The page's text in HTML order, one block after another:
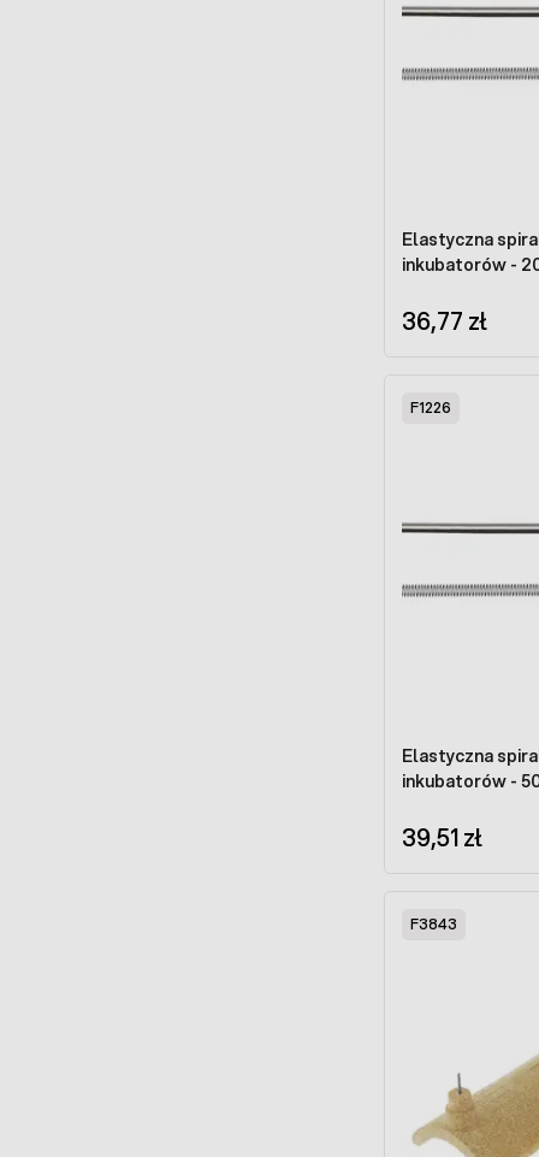
Elastyczna
inkubatorów -
36,77 zł
F1226
Elastyczna
inkubatorów -
39,51 zł
F3843